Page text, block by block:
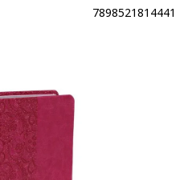
7898521814441